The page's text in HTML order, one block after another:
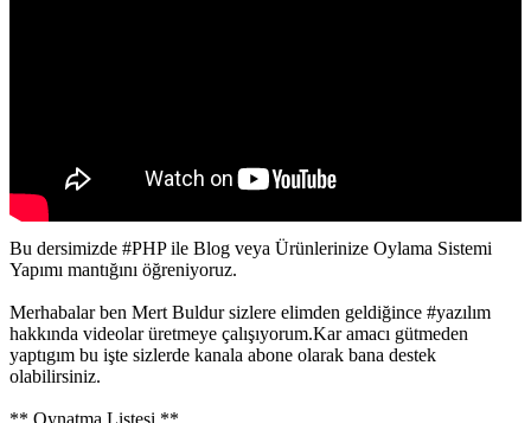
Bu dersimizde #PHP ile Blog veya Ürünlerinize Oylama Sistemi
Yapımı mantığını öğreniyoruz.
Merhabalar ben Mert Buldur sizlere elimden geldiğince #yazılım
hakkında videolar üretmeye çalışıyorum.Kar amacı gütmeden
yaptıgım bu işte sizlerde kanala abone olarak bana destek
olabilirsiniz.